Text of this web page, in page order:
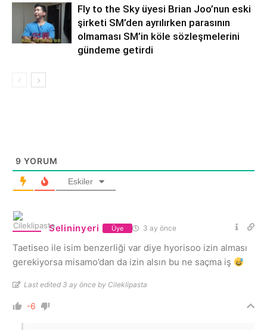
Fly to the Sky üyesi Brian Joo’nun eski
şirketi SM’den ayrılırken parasının
olmaması SM’in köle sözleşmelerini
gündeme getirdi
9 YORUM
Eskiler
Selininyeri Üye 3 ay önce
Taetiseo ile isim benzerliği var diye hyorisoo izin alması
gerekiyorsa misamo’dan da izin alsın bu ne saçma iş
Last edited 3 ay önce by Cileklipasta
-6